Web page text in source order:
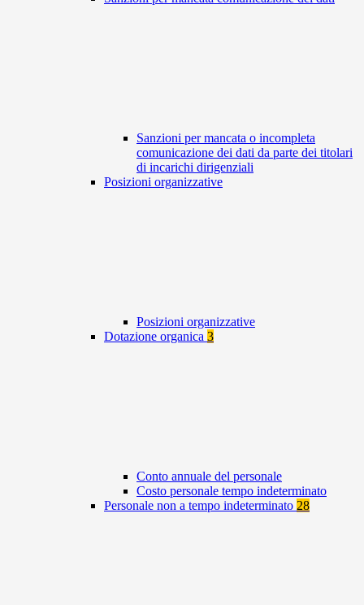
Sanzioni per mancata o incompleta
comunicazione dei dati da parte dei titolari
di incarichi dirigenziali
Posizioni organizzative
Posizioni organizzative
Dotazione organica 3
Conto annuale del personale
Costo personale tempo indeterminato
Personale non a tempo indeterminato 28